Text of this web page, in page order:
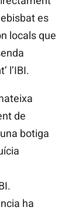
es
locals que
l’IBI.
de
botiga
ha